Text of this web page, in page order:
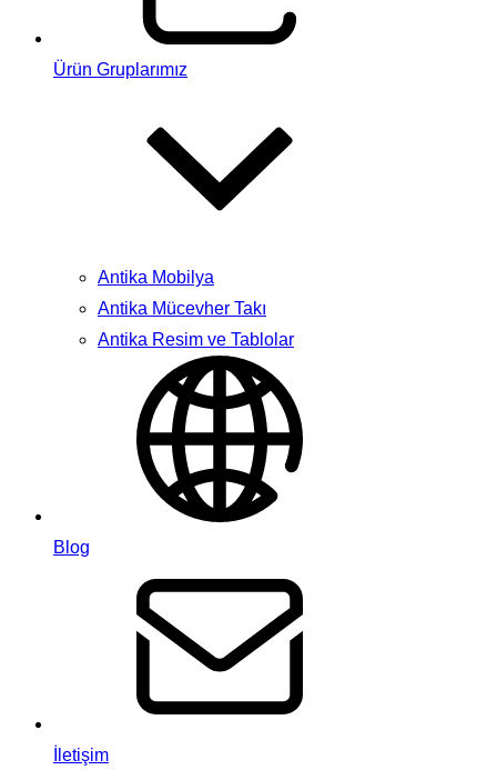
Ürün Gruplarımız
Antika Mobilya
Antika Mücevher Takı
Antika Resim ve Tablolar
Blog
İletişim